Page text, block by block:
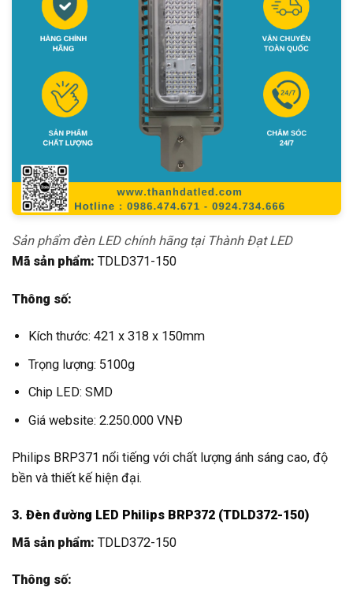
Sản phẩm đèn LED chính hãng tại Thành Đạt LED
Mã sản phẩm: TDLD371-150
Thông số:
Kích thước: 421 x 318 x 150mm
Trọng lượng: 5100g
Chip LED: SMD
Giá website: 2.250.000 VNĐ
Philips BRP371 nổi tiếng với chất lượng ánh sáng cao, độ
bền và thiết kế hiện đại.
3. Đèn đường LED Philips BRP372 (TDLD372-150)
Mã sản phẩm: TDLD372-150
Thông số: